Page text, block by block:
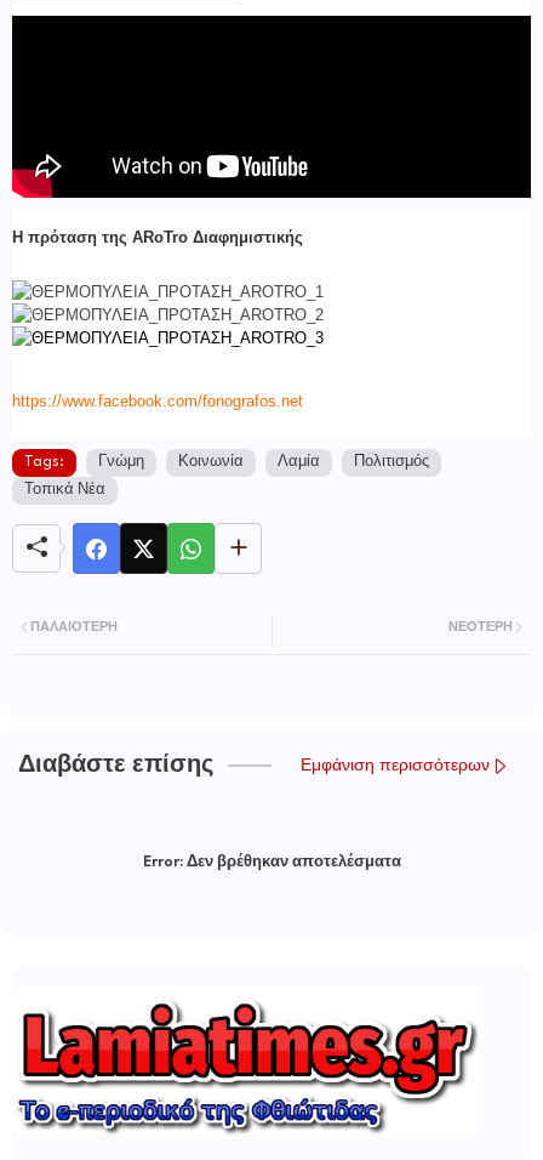
Η πρόταση της ARoTro Διαφημιστικής
https://www.facebook.com/fonografos.net
Tags: Γνώμη Κοινωνία Λαμία
Πολιτισμός
Τοπικά Νέα
ΝΕΌΤΕΡΗ
ΠΑΛΑΙΌΤΕΡΗ
Διαβάστε επίσης Εμφάνιση περισσότερων
Error:Δεν βρέθηκαν αποτελέσματα